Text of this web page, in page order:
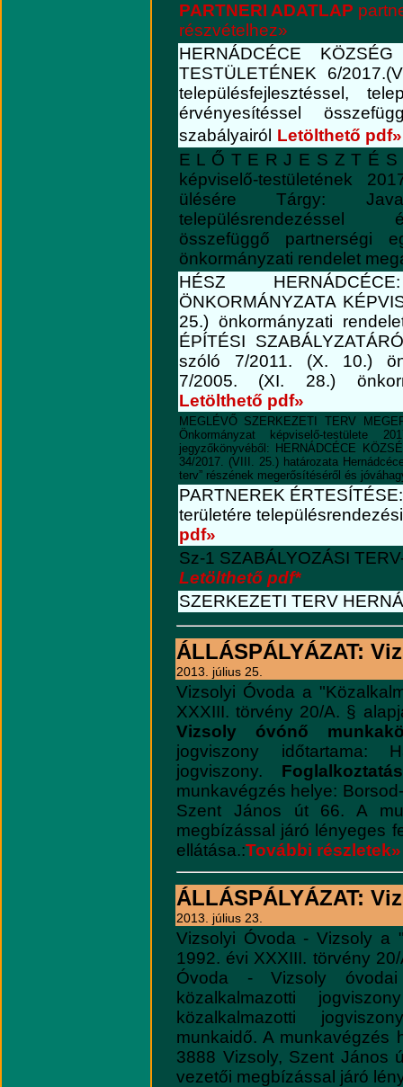
PARTNERI ADATLAP
részvételhez»
HERNÁDCÉCE
TESTÜLETÉNEK 6/
településfejlesztéssel,
érvényesítéssel
szabályairól Letölthető pdf»
E L Ő T E R J E S Z T É S
képviselő-testületének
üléséreTárgy:
településrendezéssel
összefüggő partnerségi
önkormányzati rendelet
HÉSZ
ÖNKORMÁNYZATA
25.) önkormányzati
ÉPÍTÉSI
szóló 7/2011. (X. 10.)
7/2005. (XI. 28.)
Letölthető pdf»
MEGLÉVŐ SZERKEZETI TERV
Önkormányzat képviselő-testülete
jegyzőkönyvéből: HERNÁDCÉCE
34/2017. (VIII. 25.) határozata
terv” részének megerősítéséről és
PARTNEREK
területére
pdf»
Sz-1 SZABÁLYOZÁSI
Letölthető pdf*
SZERKEZETI TERV
ÁLLÁSPÁLYÁZAT:
2013. július 25.
Vizsolyi Óvoda a
XXXIII. törvény 20/A. §
Vizsoly óvónő
jogviszony időtartama:
jogviszony.
munkavégzés helye:
Szent János út 66. A
megbízással járó lényeges
ellátása.:További részletek»
ÁLLÁSPÁLYÁZAT:
2013. július 23.
Vizsolyi Óvoda - Vizsoly a
1992. évi XXXIII. törvény
Óvoda - Vizsoly
közalkalmazotti
közalkalmazotti
munkaidő. A munkavégzés
3888 Vizsoly, Szent János
vezetői megbízással járó